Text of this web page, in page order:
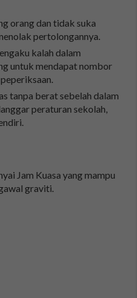
orang dan tidak suka
pertolongannya.
kalah dalam
untuk mendapat nombor
tanpa berat sebelah dalam
peraturan sekolah,
Jam Kuasa yang mampu
graviti.